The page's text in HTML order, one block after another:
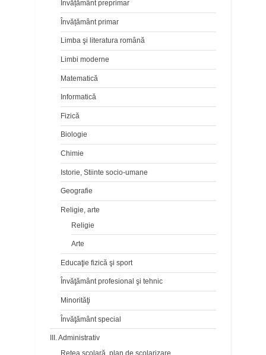
Învățământ preprimar
Învățământ primar
Limba şi literatura română
Limbi moderne
Matematică
Informatică
Fizică
Biologie
Chimie
Istorie, Stiinte socio-umane
Geografie
Religie, arte
Religie
Arte
Educaţie fizică şi sport
Învăţământ profesional şi tehnic
Minorităţi
Învăţământ special
III. Administrativ
Reţea şcolară, plan de şcolarizare